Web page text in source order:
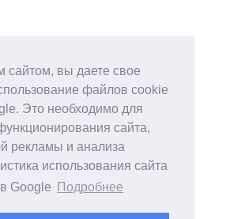
сайтом, вы даете свое
файлов cookie
Это необходимо для
сайта,
рекламы и анализа
использования сайта
Google
Подробнее